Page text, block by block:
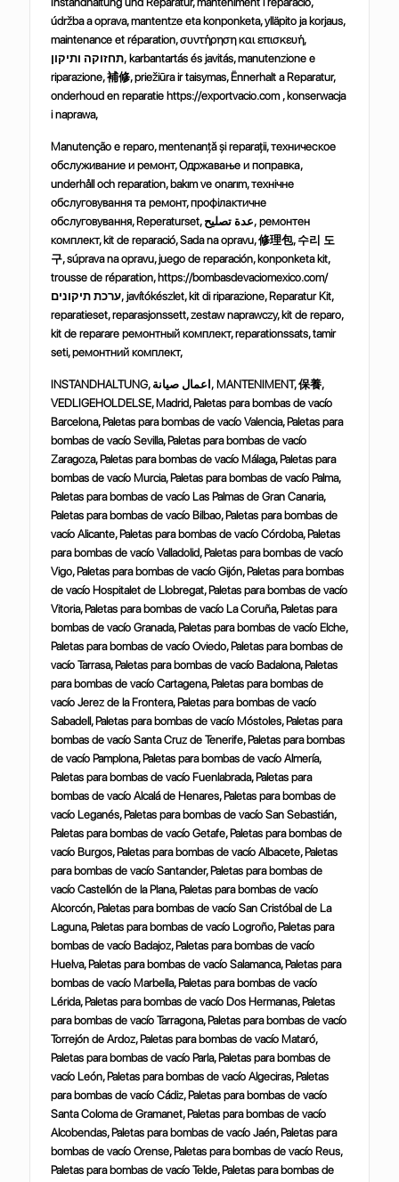
údržba a oprava, mantentze eta konponketa, ylläpito ja korjaus,
maintenance et réparation,συντήρηση και επισκευή,
תחזוקה ותיקון
, karbantartás és javitás, manutenzione e
riparazione,補修, priežiūra ir taisymas, Ënnerhalt a Reparatur,
onderhoud en reparatie https://exportvacio.com , konserwacja
i naprawa,
Manutenção e reparo, mentenanță și reparații,техническое
обслуживание и ремонт,Одржавање и поправка,
underhåll och reparation, bakım ve onarım,технічне
обслуговування та ремонт,профілактичне
обслуговування, Reperaturset, عدة تصليح ,ремонтен
комплект, kit de reparació, Sada na opravu,修理包, 수리 도
구, súprava na opravu, juego de reparación, konponketa kit,
trousse de réparation, https://bombasdevaciomexico.com/
ערכת תיקונים
, javítókészlet, kit di riparazione, Reparatur Kit,
reparatieset, reparasjonssett, zestaw naprawczy, kit de reparo,
kit de reparareремонтный комплект, reparationssats, tamir
seti,ремонтний комплект,
INSTANDHALTUNG, اعمال صيانة , MANTENIMENT,保養,
VEDLIGEHOLDELSE, Madrid, Paletas para bombas de vacío
Barcelona, Paletas para bombas de vacío Valencia, Paletas para
bombas de vacío Sevilla, Paletas para bombas de vacío
Zaragoza, Paletas para bombas de vacío Málaga, Paletas para
bombas de vacío Murcia, Paletas para bombas de vacío Palma,
Paletas para bombas de vacío Las Palmas de Gran Canaria,
Paletas para bombas de vacío Bilbao, Paletas para bombas de
vacío Alicante, Paletas para bombas de vacío Córdoba, Paletas
para bombas de vacío Valladolid, Paletas para bombas de vacío
Vigo, Paletas para bombas de vacío Gijón, Paletas para bombas
de vacío Hospitalet de Llobregat, Paletas para bombas de vacío
Vitoria, Paletas para bombas de vacío La Coruña, Paletas para
bombas de vacío Granada, Paletas para bombas de vacío Elche,
Paletas para bombas de vacío Oviedo, Paletas para bombas de
vacío Tarrasa, Paletas para bombas de vacío Badalona, Paletas
para bombas de vacío Cartagena, Paletas para bombas de
vacío Jerez de la Frontera, Paletas para bombas de vacío
Sabadell, Paletas para bombas de vacío Móstoles, Paletas para
bombas de vacío Santa Cruz de Tenerife, Paletas para bombas
de vacío Pamplona, Paletas para bombas de vacío Almería,
Paletas para bombas de vacío Fuenlabrada, Paletas para
bombas de vacío Alcalá de Henares, Paletas para bombas de
vacío Leganés, Paletas para bombas de vacío San Sebastián,
Paletas para bombas de vacío Getafe, Paletas para bombas de
vacío Burgos, Paletas para bombas de vacío Albacete, Paletas
para bombas de vacío Santander, Paletas para bombas de
vacío Castellón de la Plana, Paletas para bombas de vacío
Alcorcón, Paletas para bombas de vacío San Cristóbal de La
Laguna, Paletas para bombas de vacío Logroño, Paletas para
bombas de vacío Badajoz, Paletas para bombas de vacío
Huelva, Paletas para bombas de vacío Salamanca, Paletas para
bombas de vacío Marbella, Paletas para bombas de vacío
Lérida, Paletas para bombas de vacío Dos Hermanas, Paletas
para bombas de vacío Tarragona, Paletas para bombas de vacío
Torrejón de Ardoz, Paletas para bombas de vacío Mataró,
Paletas para bombas de vacío Parla, Paletas para bombas de
vacío León, Paletas para bombas de vacío Algeciras, Paletas
para bombas de vacío Cádiz, Paletas para bombas de vacío
Santa Coloma de Gramanet, Paletas para bombas de vacío
Alcobendas, Paletas para bombas de vacío Jaén, Paletas para
bombas de vacío Orense, Paletas para bombas de vacío Reus,
Paletas para bombas de vacío Telde, Paletas para bombas de